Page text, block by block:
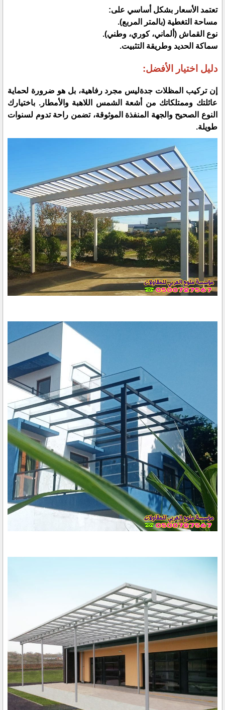
​تعتمد الأسعار بشكل أساسي على:
​مساحة التغطية (بالمتر المربع).
​نوع القماش (ألماني، كوري، وطني).
​سماكة الحديد وطريقة التثبيت.
​دليل اختيار الأفضل:
​إن تركيب المظلات جدةليس مجرد رفاهية، بل هو ضرورة لحماية
عائلتك وممتلكاتك من أشعة الشمس اللاهبة والأمطار. باختيارك
النوع الصحيح والجهة المنفذة الموثوقة، تضمن راحة تدوم لسنوات
طويلة.